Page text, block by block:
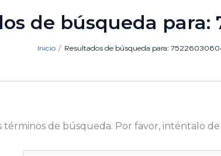
de búsqueda para:
Inicio Resultados de búsqueda para:
términos de búsqueda. Por favor, inténtalo